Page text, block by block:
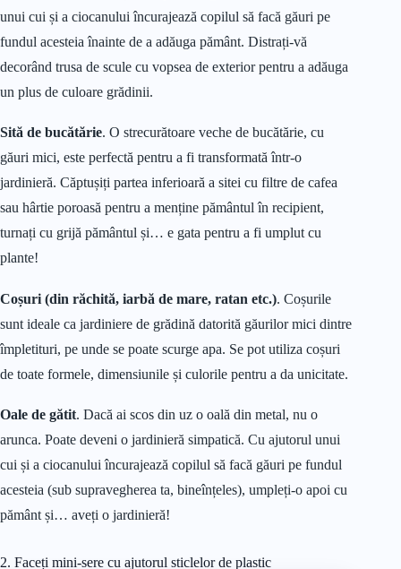
unui cui și a ciocanului încurajează copilul să facă găuri pe
fundul acesteia înainte de a adăuga pământ. Distrați-vă
decorând trusa de scule cu vopsea de exterior pentru a adăuga
un plus de culoare grădinii.
Sită de bucătărie. O strecurătoare veche de bucătărie, cu
găuri mici, este perfectă pentru a fi transformată într-o
jardinieră. Căptușiți partea inferioară a sitei cu filtre de cafea
sau hârtie poroasă pentru a menține pământul în recipient,
turnați cu grijă pământul și… e gata pentru a fi umplut cu
plante!
Coșuri (din răchită, iarbă de mare, ratan etc.). Coșurile
sunt ideale ca jardiniere de grădină datorită găurilor mici dintre
împletituri, pe unde se poate scurge apa. Se pot utiliza coșuri
de toate formele, dimensiunile și culorile pentru a da unicitate.
Oale de gătit. Dacă ai scos din uz o oală din metal, nu o
arunca. Poate deveni o jardinieră simpatică. Cu ajutorul unui
cui și a ciocanului încurajează copilul să facă găuri pe fundul
acesteia (sub supravegherea ta, bineînțeles), umpleți-o apoi cu
pământ și… aveți o jardinieră!
2. Faceți mini-sere cu ajutorul sticlelor de plastic